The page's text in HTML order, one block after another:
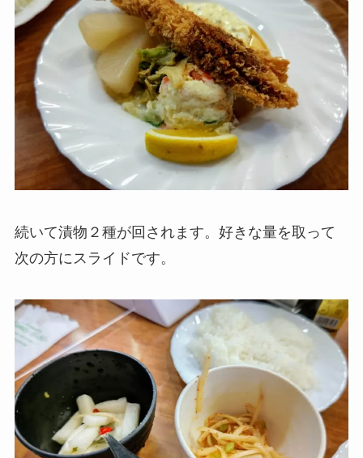
続いて漬物２種が回されます。好きな量を取って
次の方にスライドです。